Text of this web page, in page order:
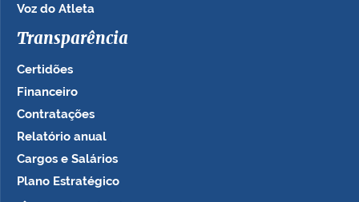
Voz do Atleta
Transparência
Certidões
Financeiro
Contratações
Relatório anual
Cargos e Salários
Plano Estratégico